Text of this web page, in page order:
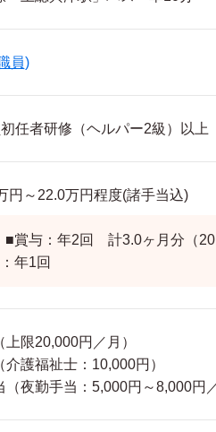
員)
任者研修（ヘルパー2級）以上
円～22.0万円程度(諸手当込)
■賞与：年2回 計3.0ヶ月分（
年1回
限20,000円／月）
介護福祉士：10,000円）
（夜勤手当：5,000円～8,000円